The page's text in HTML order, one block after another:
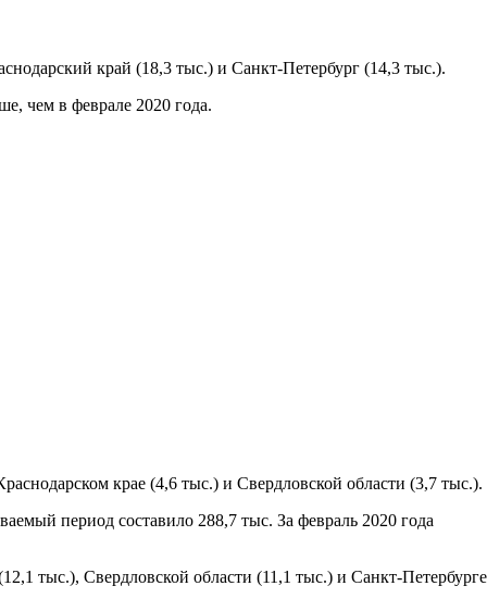
край (18,3 тыс.) и Санкт-Петербург (14,3 тыс.).
чем в феврале 2020 года.
крае (4,6 тыс.) и Свердловской области (3,7 тыс.).
период составило 288,7 тыс. За февраль 2020 года
тыс.), Свердловской области (11,1 тыс.) и Санкт-Петербурге